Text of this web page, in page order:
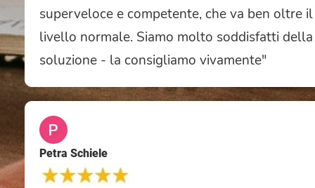
superveloce e competente, che va ben oltre il
livello normale. Siamo molto soddisfatti della
soluzione - la consigliamo vivamente"
Petra Schiele